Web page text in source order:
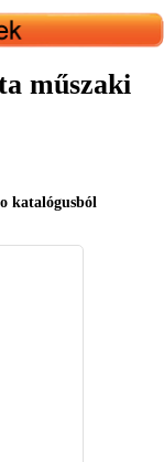
műszaki
katalógusból